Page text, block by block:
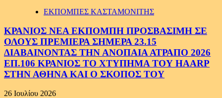
ΕΚΠΟΜΠΕΣ ΚΑΣΤΑΜΟΝΙΤΗΣ
ΚΡΑΝΙΟΣ ΝΕΑ ΕΚΠΟΜΠΗ ΠΡΟΣΒΑΣΙΜΗ ΣΕ
ΟΛΟΥΣ ΠΡΕΜΙΕΡΑ ΣΗΜΕΡΑ 23.15
ΔΙΑΒΑΙΝΟΝΤΑΣ ΤΗΝ ΑΝΟΠΑΙΑ ΑΤΡΑΠΟ 2026
ΕΠ.106 ΚΡΑΝΙΟΣ ΤΟ ΧΤΥΠΗΜΑ ΤΟΥ HAARP
ΣΤΗΝ ΑΘΗΝΑ ΚΑΙ Ο ΣΚΟΠΟΣ ΤΟΥ
26 Ιουλίου 2026